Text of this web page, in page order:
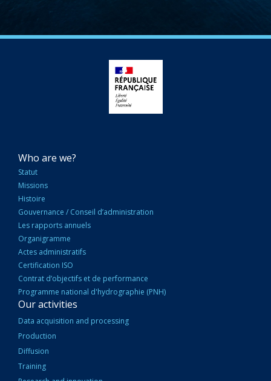
NAVIGATION
PRINCIPALE
Who are we?
Statut
Missions
Histoire
Gouvernance / Conseil d’administration
Les rapports annuels
Organigramme
Actes administratifs
Certification ISO
Contrat d’objectifs et de performance
Programme national d'hydrographie (PNH)
Our activities
Data acquisition and processing
Production
Diffusion
Training